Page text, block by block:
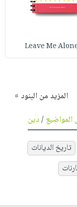
Leave Me
المزيد من البنود »
المواضيع/دين
تاريخ الديانات